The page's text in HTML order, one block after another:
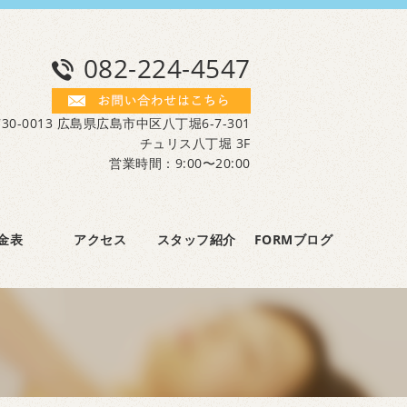
082-224-4547
0013 広島県広島市中区八丁堀6-7-301
チュリス八丁堀 3F
営業時間：9:00〜20:00
表 アクセス スタッフ紹介 FORMブログ